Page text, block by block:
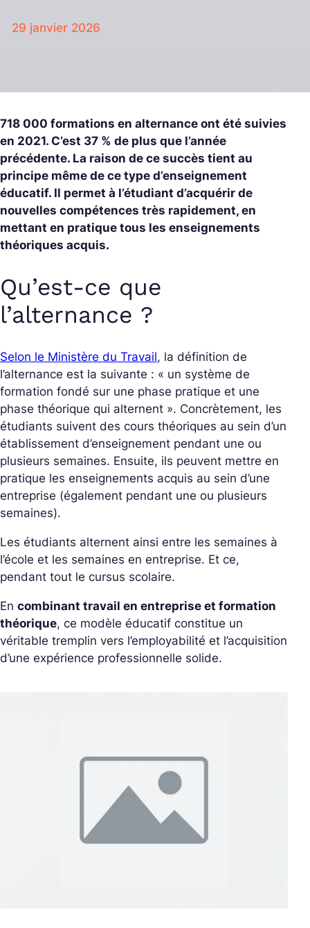
29 janvier 2026
718 000 formations en alternance ont été suivies
en 2021. C’est 37 % de plus que l’année
précédente. La raison de ce succès tient au
principe même de ce type d’enseignement
éducatif. Il permet à l’étudiant d’acquérir de
nouvelles compétences très rapidement, en
mettant en pratique tous les enseignements
théoriques acquis.
Qu’est-ce que
l’alternance ?
Selon le Ministère du Travail, la définition de
l’alternance est la suivante : « un système de
formation fondé sur une phase pratique et une
phase théorique qui alternent ». Concrètement, les
étudiants suivent des cours théoriques au sein d’un
établissement d’enseignement pendant une ou
plusieurs semaines. Ensuite, ils peuvent mettre en
pratique les enseignements acquis au sein d’une
entreprise (également pendant une ou plusieurs
semaines).
Les étudiants alternent ainsi entre les semaines à
l’école et les semaines en entreprise. Et ce,
pendant tout le cursus scolaire.
En combinant travail en entreprise et formation
théorique, ce modèle éducatif constitue un
véritable tremplin vers l’employabilité et l’acquisition
d’une expérience professionnelle solide.